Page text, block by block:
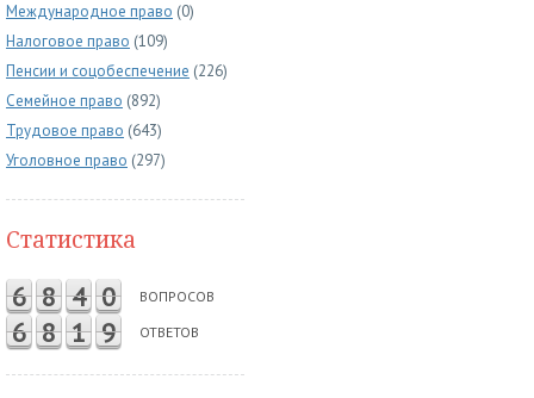
Международное право (0)
Налоговое право (109)
Пенсии и соцобеспечение (226)
Семейное право (892)
Трудовое право (643)
Уголовное право (297)
Статистика
6 8 4 0 ВОПРОСОВ
6 8 1 9 ОТВЕТОВ